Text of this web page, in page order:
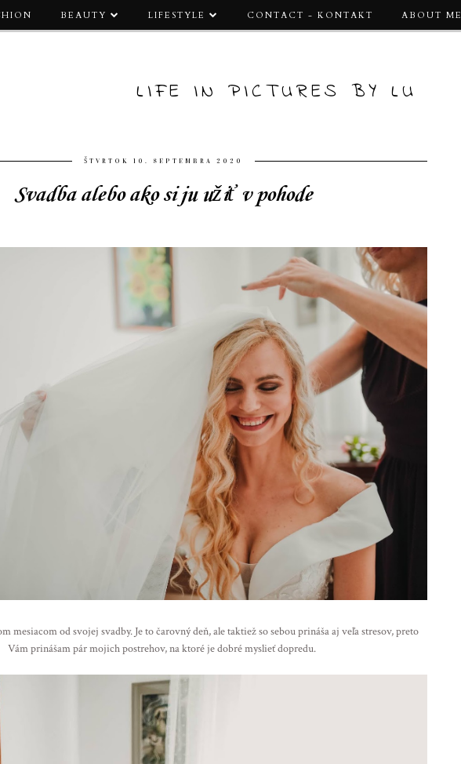
BEAUTY LIFESTYLE CONTACT - KONTAKT ABOUT ME
LIFE IN PICTURES BY LU
ŠTVRTOK 10. SEPTEMBRA 2020
Svadba alebo ako si ju užiť v pohode
mesiacom od svojej svadby. Je to čarovný deň, ale taktiež so sebou prináša aj veľa stresov, preto
Vám prinášam pár mojich postrehov, na ktoré je dobré myslieť dopredu.